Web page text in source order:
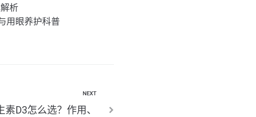
析
用眼养护科普
NEXT
D3怎么选？作用、